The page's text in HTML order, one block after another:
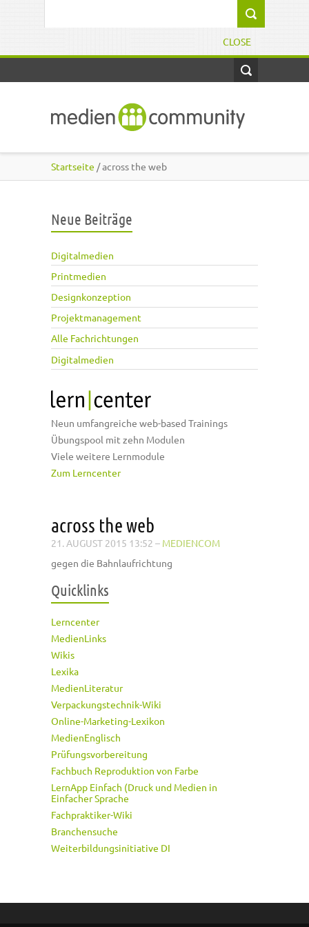
CLOSE
Startseite / across the web
Neue Beiträge
Digitalmedien
Printmedien
Designkonzeption
Projektmanagement
Alle Fachrichtungen
Digitalmedien
Neun umfangreiche web-based Trainings
Übungspool mit zehn Modulen
Viele weitere Lernmodule
Zum Lerncenter
across the web
21. AUGUST 2015 13:52 – MEDIENCOM
gegen die Bahnlaufrichtung
Quicklinks
Lerncenter
MedienLinks
Wikis
Lexika
MedienLiteratur
Verpackungstechnik-Wiki
Online-Marketing-Lexikon
MedienEnglisch
Prüfungsvorbereitung
Fachbuch Reproduktion von Farbe
LernApp Einfach (Druck und Medien in
Einfacher Sprache
Fachpraktiker-Wiki
Branchensuche
Weiterbildungsinitiative DI